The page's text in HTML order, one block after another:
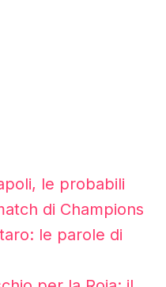
le probabili
di Champions
le parole di